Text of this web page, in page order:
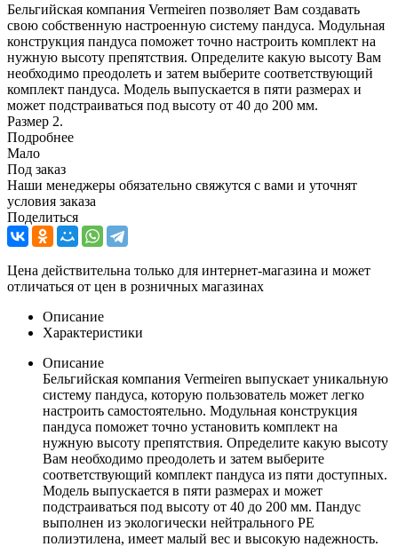
Бельгийская компания Vermeiren позволяет Вам создавать
свою собственную настроенную систему пандуса. Модульная
конструкция пандуса поможет точно настроить комплект на
нужную высоту препятствия. Определите какую высоту Вам
необходимо преодолеть и затем выберите соответствующий
комплект пандуса. Модель выпускается в пяти размерах и
может подстраиваться под высоту от 40 до 200 мм.
Размер 2.
Подробнее
Мало
Под заказ
Наши менеджеры обязательно свяжутся с вами и уточнят
условия заказа
Поделиться
Цена действительна только для интернет-магазина и может
отличаться от цен в розничных магазинах
Описание
Характеристики
Описание
Бельгийская компания Vermeiren выпускает уникальную
систему пандуса, которую пользователь может легко
настроить самостоятельно. Модульная конструкция
пандуса поможет точно установить комплект на
нужную высоту препятствия. Определите какую высоту
Вам необходимо преодолеть и затем выберите
соответствующий комплект пандуса из пяти доступных.
Модель выпускается в пяти размерах и может
подстраиваться под высоту от 40 до 200 мм. Пандус
выполнен из экологически нейтрального PE
полиэтилена, имеет малый вес и высокую надежность.